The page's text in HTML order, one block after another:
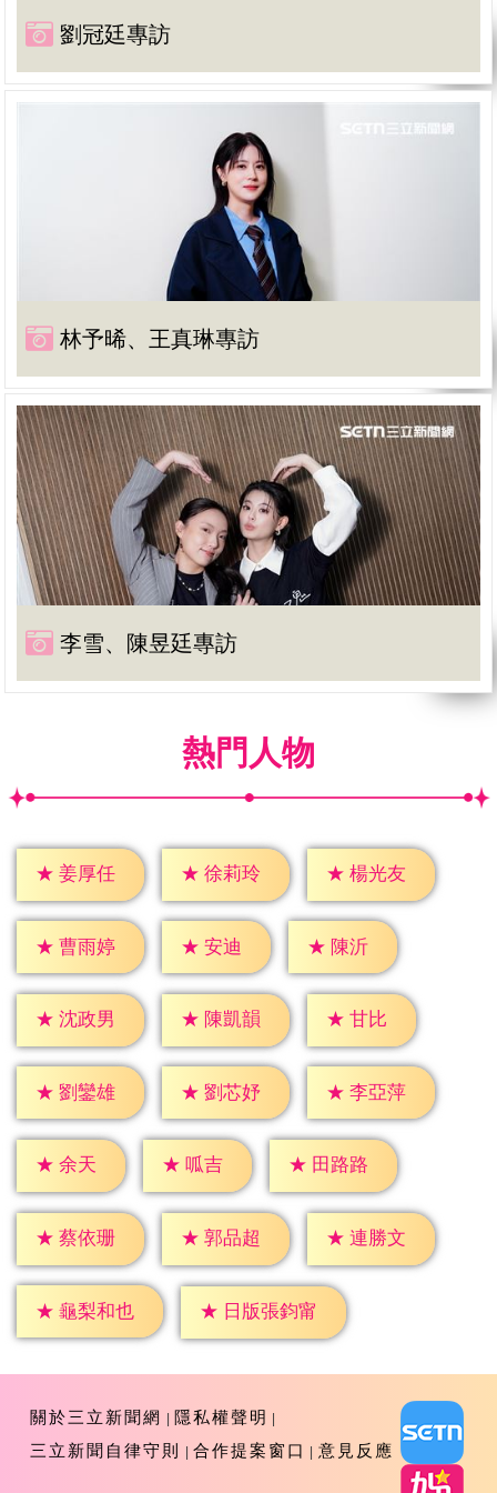
劉冠廷專訪
林予晞、王真琳專訪
李雪、陳昱廷專訪
熱門人物
★ 姜厚任 ★ 徐莉玲 ★ 楊光友
★ 曹雨婷 ★ 安迪 ★ 陳沂
★ 沈政男 ★ 陳凱韻 ★ 甘比
★ 劉鑾雄 ★ 劉芯妤 ★ 李亞萍
★ 余天 ★ 呱吉 ★ 田路路
★ 蔡依珊 ★ 郭品超 ★ 連勝文
★ 龜梨和也 ★ 日版張鈞甯
關於三立新聞網
隱私權聲明
三立新聞自律守則
合作提案窗口 意見反應